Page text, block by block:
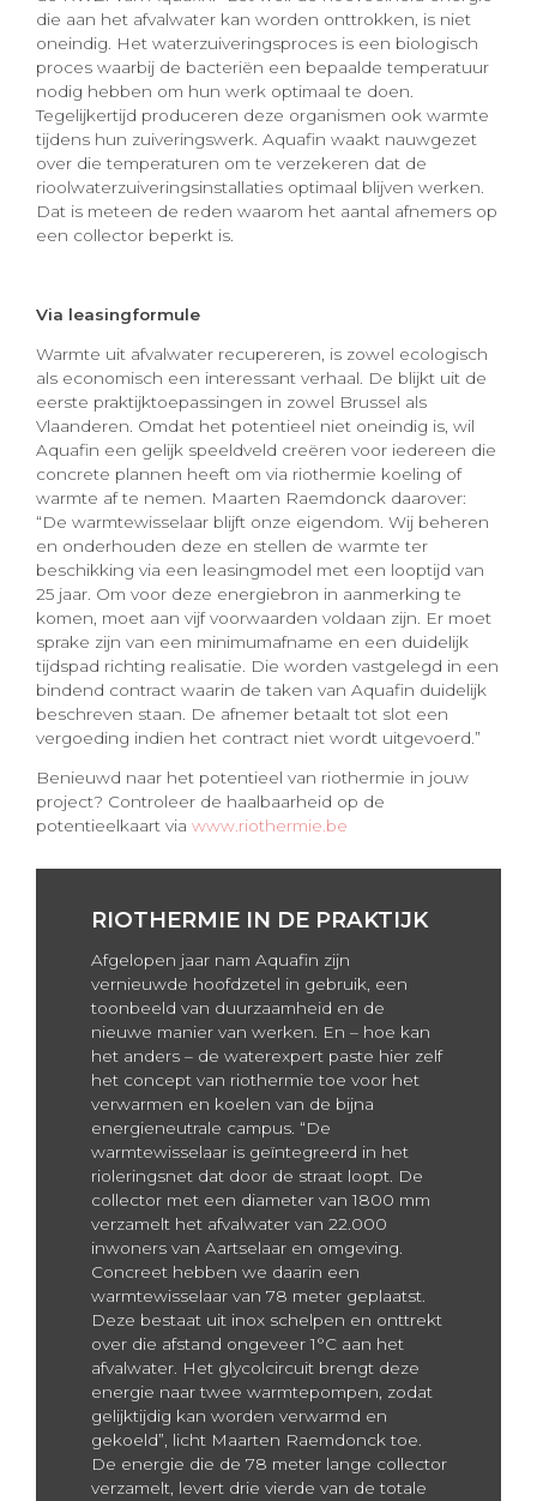
die aan het afvalwater kan worden onttrokken, is niet
oneindig. Het waterzuiveringsproces is een biologisch
proces waarbij de bacteriën een bepaalde temperatuur
nodig hebben om hun werk optimaal te doen.
Tegelijkertijd produceren deze organismen ook warmte
tijdens hun zuiveringswerk. Aquafin waakt nauwgezet
over die temperaturen om te verzekeren dat de
rioolwaterzuiveringsinstallaties optimaal blijven werken.
Dat is meteen de reden waarom het aantal afnemers op
een collector beperkt is.
Via leasingformule
Warmte uit afvalwater recupereren, is zowel ecologisch
als economisch een interessant verhaal. De blijkt uit de
eerste praktijktoepassingen in zowel Brussel als
Vlaanderen. Omdat het potentieel niet oneindig is, wil
Aquafin een gelijk speeldveld creëren voor iedereen die
concrete plannen heeft om via riothermie koeling of
warmte af te nemen. Maarten Raemdonck daarover:
“De warmtewisselaar blijft onze eigendom. Wij beheren
en onderhouden deze en stellen de warmte ter
beschikking via een leasingmodel met een looptijd van
25 jaar. Om voor deze energiebron in aanmerking te
komen, moet aan vijf voorwaarden voldaan zijn. Er moet
sprake zijn van een minimumafname en een duidelijk
tijdspad richting realisatie. Die worden vastgelegd in een
bindend contract waarin de taken van Aquafin duidelijk
beschreven staan. De afnemer betaalt tot slot een
vergoeding indien het contract niet wordt uitgevoerd.”
Benieuwd naar het potentieel van riothermie in jouw
project? Controleer de haalbaarheid op de
potentieelkaart via www.riothermie.be
RIOTHERMIE IN DE PRAKTIJK
Afgelopen jaar nam Aquafin zijn
vernieuwde hoofdzetel in gebruik, een
toonbeeld van duurzaamheid en de
nieuwe manier van werken. En – hoe kan
het anders – de waterexpert paste hier zelf
het concept van riothermie toe voor het
verwarmen en koelen van de bijna
energieneutrale campus. “De
warmtewisselaar is geïntegreerd in het
rioleringsnet dat door de straat loopt. De
collector met een diameter van 1800 mm
verzamelt het afvalwater van 22.000
inwoners van Aartselaar en omgeving.
Concreet hebben we daarin een
warmtewisselaar van 78 meter geplaatst.
Deze bestaat uit inox schelpen en onttrekt
over die afstand ongeveer 1°C aan het
afvalwater. Het glycolcircuit brengt deze
energie naar twee warmtepompen, zodat
gelijktijdig kan worden verwarmd en
gekoeld”, licht Maarten Raemdonck toe.
De energie die de 78 meter lange collector
verzamelt, levert drie vierde van de totale